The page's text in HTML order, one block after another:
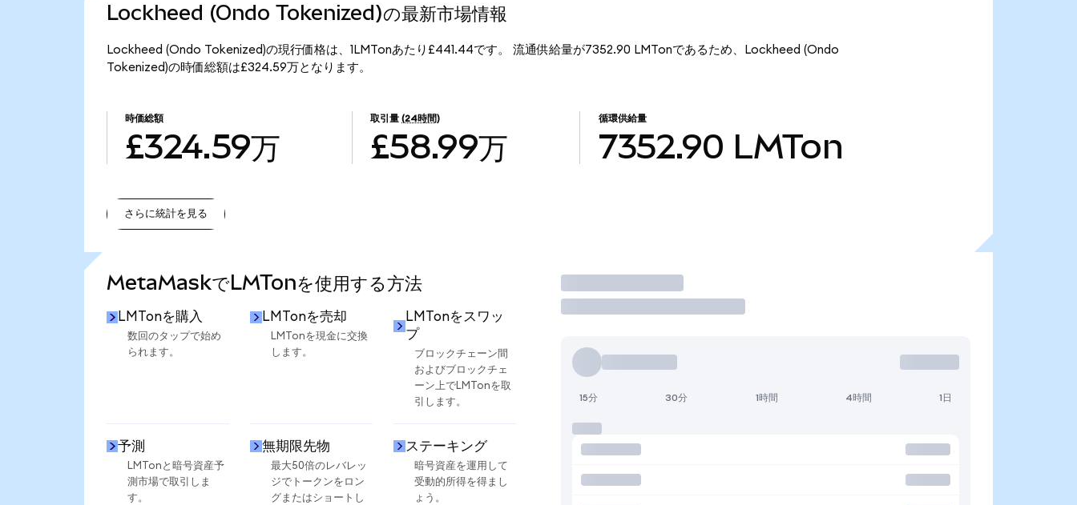
Lockheed (Ondo Tokenized)の最新市場情報
Lockheed (Ondo Tokenized)の現行価格は、1LMTonあたり£441.44です。 流通供給量が7352.90 LMTonであるため、Lockheed (Ondo
Tokenized)の時価総額は£324.59万となります。
時価総額
£324.59万
取引量 (24時間)
£58.99万
循環供給量
7352.90 LMTon
さらに統計を見る
MetaMaskでLMTonを使用する方法
LMTonを購入
数回のタップで始め
られます。
LMTonを売却
LMTonを現金に交換
します。
LMTonをスワッ
プ
ブロックチェーン間
およびブロックチェ
ーン上でLMTonを取
引します。
予測
LMTonと暗号資産予
測市場で取引しま
す。
無期限先物
最大50倍のレバレッ
ジでトークンをロン
グまたはショートし
ステーキング
暗号資産を運用して
受動的所得を得まし
ょう。
取引
15分 30分 1時間 4時間 1日